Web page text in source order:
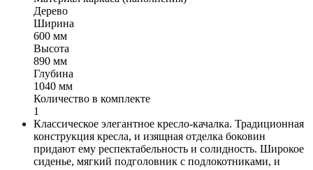
Дерево
Ширина
600 мм
Высота
890 мм
Глубина
1040 мм
Количество в комплекте
1
Классическое элегантное кресло-качалка. Традиционная
конструкция кресла, и изящная отделка боковин
придают ему респектабельность и солидность. Широкое
сиденье, мягкий подголовник с подлокотниками, и